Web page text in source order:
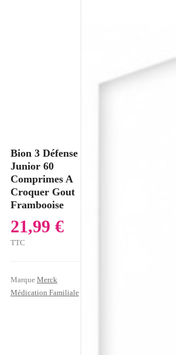
Bion 3 Défense
Junior 60
Comprimes A
Croquer Gout
Frambooise
21,99 €
TTC
Marque Merck
Médication Familiale